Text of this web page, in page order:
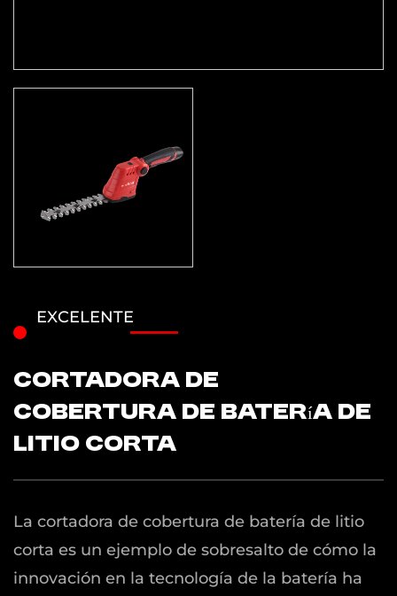
EXCELENTE
Cortadora de
cobertura de batería de
litio corta
La cortadora de cobertura de batería de litio
corta es un ejemplo de sobresalto de cómo la
innovación en la tecnología de la batería ha